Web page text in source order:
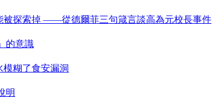
被探索掉 ——從德爾菲三句箴言談高為元校長事件
的意識
糊了食安漏洞
明